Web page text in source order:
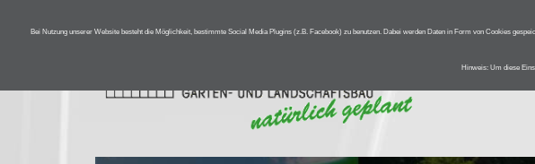
Bei Nutzung unserer Website besteht die Möglichkeit, bestimmte Social Media Plugins (z.B. Facebook) zu benutzen. Dabei werden Daten in Form von Cookies
Hinweis: Um diese